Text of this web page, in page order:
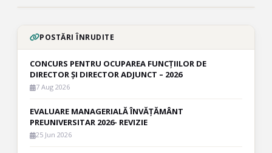
POSTĂRI ÎNRUDITE
CONCURS PENTRU OCUPAREA FUNCȚIILOR DE
DIRECTOR ȘI DIRECTOR ADJUNCT – 2026
7 Aug 2026
EVALUARE MANAGERIALĂ ÎNVĂȚĂMÂNT
PREUNIVERSITAR 2026- REVIZIE
25 Jun 2026